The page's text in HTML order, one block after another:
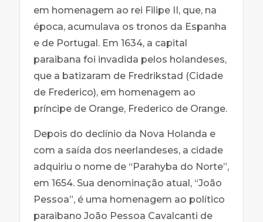
em homenagem ao rei Filipe II, que, na
época, acumulava os tronos da Espanha
e de Portugal. Em 1634, a capital
paraibana foi invadida pelos holandeses,
que a batizaram de Fredrikstad (Cidade
de Frederico), em homenagem ao
príncipe de Orange, Frederico de Orange.
Depois do declínio da Nova Holanda e
com a saída dos neerlandeses, a cidade
adquiriu o nome de “Parahyba do Norte”,
em 1654. Sua denominação atual, “João
Pessoa”, é uma homenagem ao político
paraibano João Pessoa Cavalcanti de